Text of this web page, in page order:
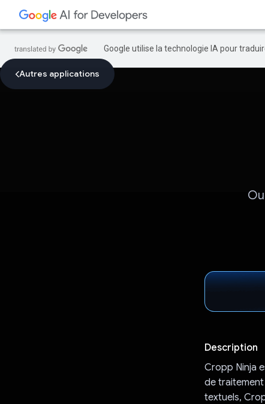
Google utilise la technologie IA pour
Autres applications
Description
Cropp Ninja
de
textuels,